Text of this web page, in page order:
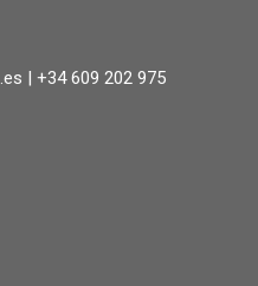
| +34 609 202 975